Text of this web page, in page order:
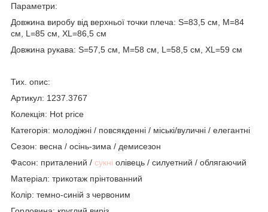
Параметри:
Довжина виробу від верхньої точки плеча: S=83,5 см, M=84
см, L=85 см, XL=86,5 см
Довжина рукава: S=57,5 см, M=58 см, L=58,5 см, XL=59 см
Тих. опис:
Артикул: 1237.3767
Колекція: Hot price
Категорія: молодіжні / повсякденні / міські/вуличні / елегантні
Сезон: весна / осінь-зима / демисезон
Фасон: приталений / сукні олівець / силуетний / облягаючий
Матеріал: трикотаж прінтованний
Колір: темно-синій з червоним